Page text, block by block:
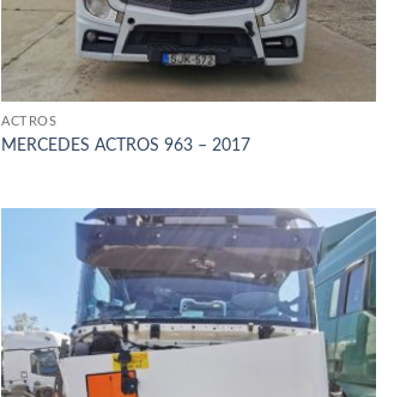
ACTROS
MERCEDES ACTROS 963 – 2017